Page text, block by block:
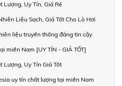
Lượng, Uy Tín, Giá Rẻ
Liệu Sạch, Giá Tốt Cho Lò Hơi
liệu truyền thống đáng tin cậy
miền Nam [UY TÍN - GIÁ TỐT]
Lượng, Uy Tín Giá Tốt
uy tín chất lượng tại miền Nam